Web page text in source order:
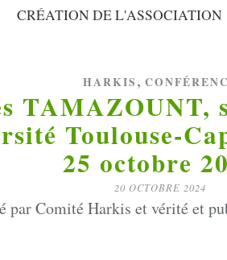
CRÉATION DE L'ASSOCIATION
HARKIS ,
TAMAZOUNT,
Toulouse-
25 octobre
20 OCTOBRE 2024
par Comité Harkis et vérité et